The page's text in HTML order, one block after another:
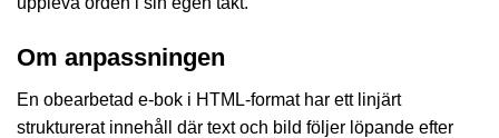
Om anpassningen
En obearbetad e-bok i HTML-format har ett linjärt
strukturerat innehåll där text och bild följer löpande efter